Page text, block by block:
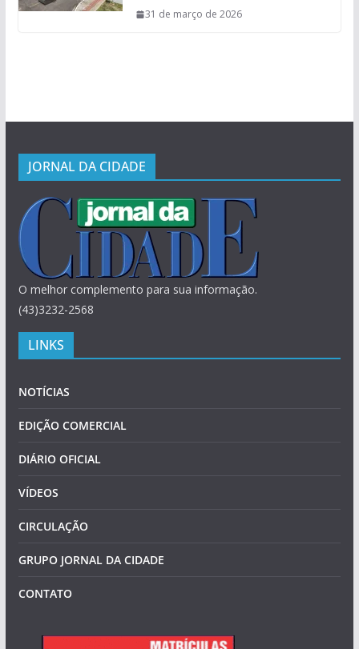
31 de março de 2026
JORNAL DA CIDADE
O melhor complemento para sua informação.
(43)3232-2568
LINKS
NOTÍCIAS
EDIÇÃO COMERCIAL
DIÁRIO OFICIAL
VÍDEOS
CIRCULAÇÃO
GRUPO JORNAL DA CIDADE
CONTATO